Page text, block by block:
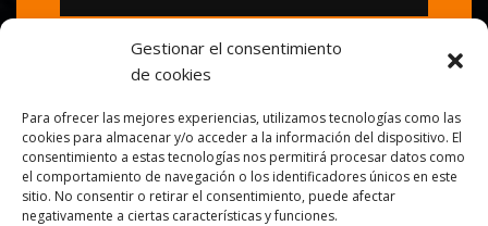
Gestionar el consentimiento
de cookies
Para ofrecer las mejores experiencias, utilizamos tecnologías como las
cookies para almacenar y/o acceder a la información del dispositivo. El
consentimiento a estas tecnologías nos permitirá procesar datos como
el comportamiento de navegación o los identificadores únicos en este
sitio. No consentir o retirar el consentimiento, puede afectar
negativamente a ciertas características y funciones.
Llámenos : 0086-20-84739585